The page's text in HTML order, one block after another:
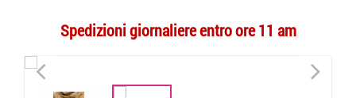
Spedizioni giornaliere entro ore 11 am
< >